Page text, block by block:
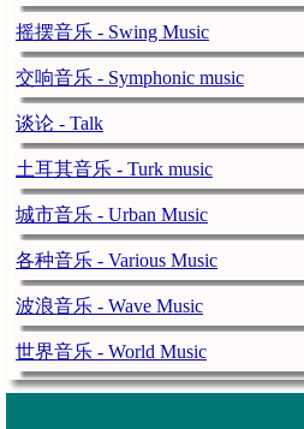
摇摆音乐 - Swing Music
交响音乐 - Symphonic music
谈论 - Talk
土耳其音乐 - Turk music
城市音乐 - Urban Music
各种音乐 - Various Music
波浪音乐 - Wave Music
世界音乐 - World Music